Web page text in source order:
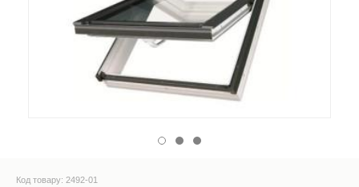
Код товару: 2492-01